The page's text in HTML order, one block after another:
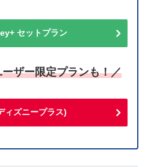
セットプラン
ザー限定プランも！／
ィズニープラス)